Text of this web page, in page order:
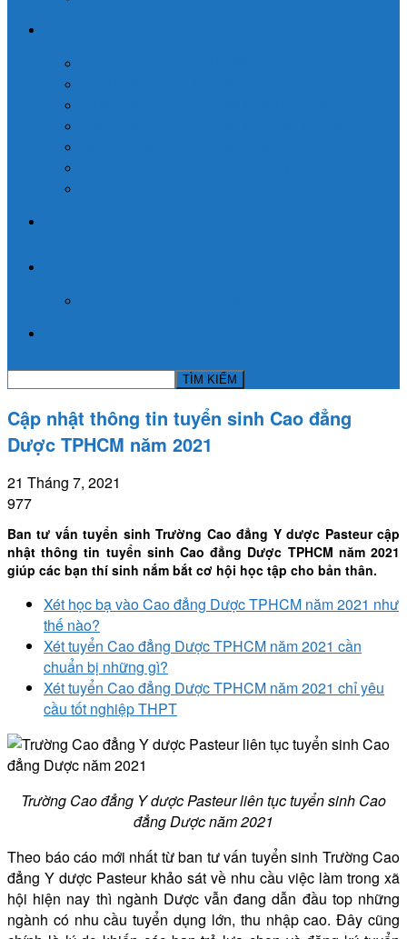
Cập nhật thông tin tuyển sinh Cao đẳng
Dược TPHCM năm 2021
21 Tháng 7, 2021
977
Ban tư vấn tuyển sinh Trường Cao đẳng Y dược Pasteur cập
nhật thông tin tuyển sinh Cao đẳng Dược TPHCM năm 2021
giúp các bạn thí sinh nắm bắt cơ hội học tập cho bản thân.
Xét học bạ vào Cao đẳng Dược TPHCM năm 2021 như
thế nào?
Xét tuyển Cao đẳng Dược TPHCM năm 2021 cần
chuẩn bị những gì?
Xét tuyển Cao đẳng Dược TPHCM năm 2021 chỉ yêu
cầu tốt nghiệp THPT
Trường Cao đẳng Y dược Pasteur liên tục tuyển sinh Cao
đẳng Dược năm 2021
Theo báo cáo mới nhất từ ban tư vấn tuyển sinh Trường Cao
đẳng Y dược Pasteur khảo sát về nhu cầu việc làm trong xã
hội hiện nay thì ngành Dược vẫn đang dẫn đầu top những
ngành có nhu cầu tuyển dụng lớn, thu nhập cao. Đây cũng